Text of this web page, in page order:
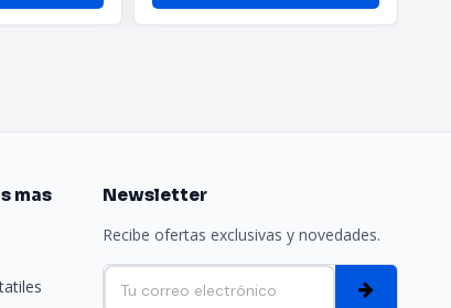
mas
Newsletter
Recibe ofertas exclusivas y novedades.